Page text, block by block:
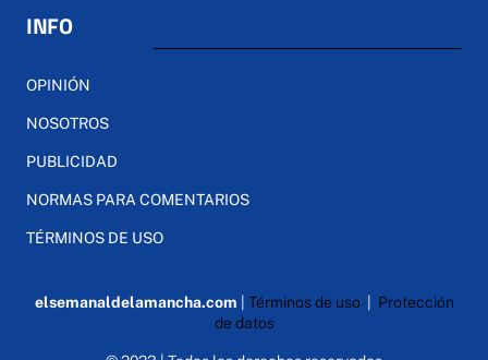
INFO
OPINIÓN
NOSOTROS
PUBLICIDAD
NORMAS PARA COMENTARIOS
TÉRMINOS DE USO
elsemanaldelamancha.com Términos de uso| Protección
de datos